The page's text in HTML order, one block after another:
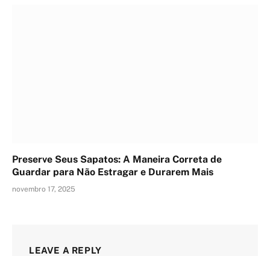
Preserve Seus Sapatos: A Maneira Correta de
Guardar para Não Estragar e Durarem Mais
novembro 17, 2025
LEAVE A REPLY